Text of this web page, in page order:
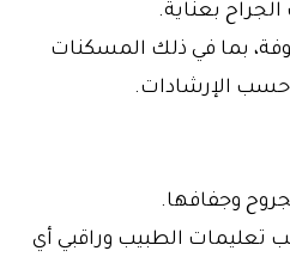
بعناية.
بما في ذلك المسكنات
حسب الإرشادات.
وجفافها.
الطبيب وراقبي أي